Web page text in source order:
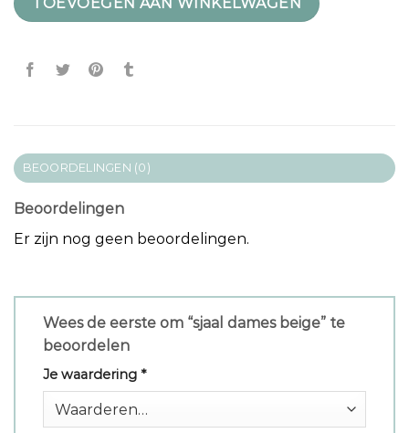
BEOORDELINGEN (0)
Beoordelingen
Er zijn nog geen beoordelingen.
Wees de eerste om “sjaal dames beige” te
beoordelen
Je waardering *